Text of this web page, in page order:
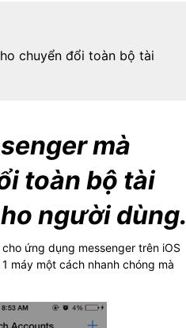
chuyển đổi toàn bộ tài
mà
toàn bộ tài
người dùng.
ứng dụng messenger trên iOS
máy một cách nhanh chóng mà